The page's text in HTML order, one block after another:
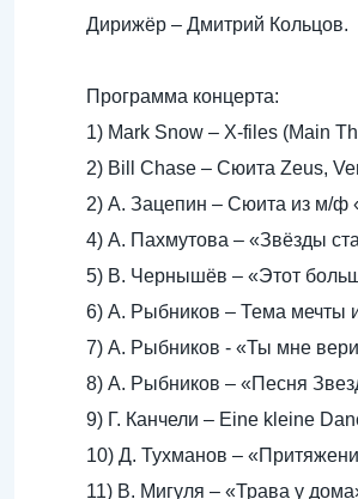
Дирижёр – Дмитрий Кольцов.
Программа концерта:
1) Mark Snow – X-files (Main
2) Bill Chase – Сюита Zeus,
2) А. Зацепин – Сюита из м/ф
4) А. Пахмутова – «Звёзды
5) В. Чернышёв – «Этот
6) А. Рыбников – Тема мечты
7) А. Рыбников - «Ты мне
8) А. Рыбников – «Песня
9) Г. Канчели – Eine kleine
10) Д. Тухманов –
11) В. Мигуля – «Трава у